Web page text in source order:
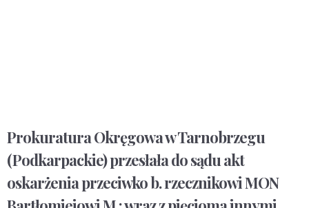
Prokuratura Okręgowa w Tarnobrzegu
(Podkarpackie) przesłała do sądu akt
oskarżenia przeciwko b. rzecznikowi MON